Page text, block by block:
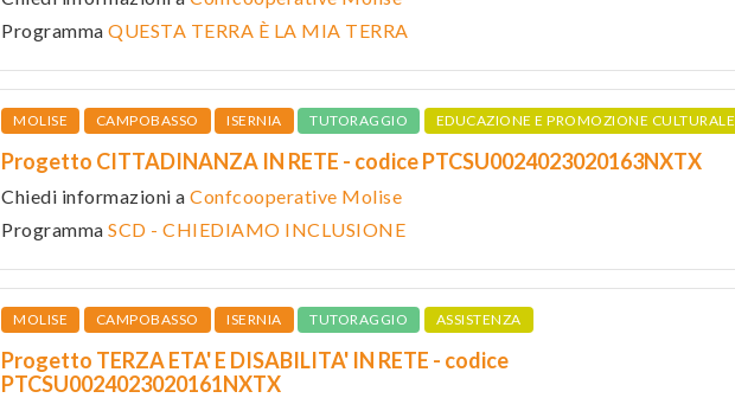
Programma QUESTA TERRA È LA MIA TERRA
MOLISE CAMPOBASSO ISERNIA TUTORAGGIO EDUCAZIONE E PROMOZIONE CULTURALE
Progetto CITTADINANZA IN RETE - codice PTCSU0024023020163NXTX
Chiedi informazioni a Confcooperative Molise
Programma SCD - CHIEDIAMO INCLUSIONE
MOLISE CAMPOBASSO ISERNIA TUTORAGGIO ASSISTENZA
Progetto TERZA ETA' E DISABILITA' IN RETE - codice
PTCSU0024023020161NXTX